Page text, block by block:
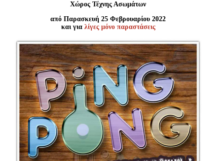
Personal Data
Information
Είσοδος διαχειριστή
Χώρος Τέχνης Ασωμάτων
από Παρασκευή 25 Φεβρουαρίου 2022
και για λίγες μόνο παραστάσεις